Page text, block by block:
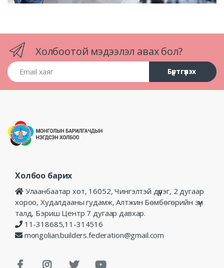
Холбоотой мэдээлэл авах бол?
Email хаяг
Бүртгүүлэх
Холбоо барих
Улаанбаатар хот, 16052, Чингэлтэй дүүрэг, 2 дугаар
хороо, Худалдааны гудамж, Алтжин Бөмбөгөрийн зүүн
талд, Бэриш Центр 7 дугаар давхар.
11-318685,11-314516
mongolian.builders.federation@gmail.com